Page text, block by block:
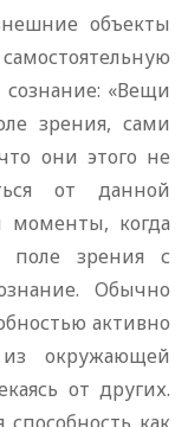
объекты
сознание: «Вещи
зрения, сами
они этого не
от данной
моменты, когда
поле зрения с
Обычно
активно
окружающей
от других.